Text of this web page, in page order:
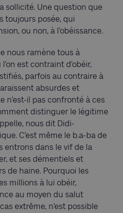
sollicité. Une question que
toujours posée, qui
ou non, à l’obéissance.
nous ramène tous à
l’on est contraint d’obéir,
parfois au contraire à
absurdes et
n’est-il pas confronté à ces
distinguer le légitime
nous dit Didi-
C’est même le b.a-ba de
entrons dans le vif de la
et ses démentiels et
de haine. Pourquoi les
millions à lui obéir,
au moyen du salut
extrême, n’est possible